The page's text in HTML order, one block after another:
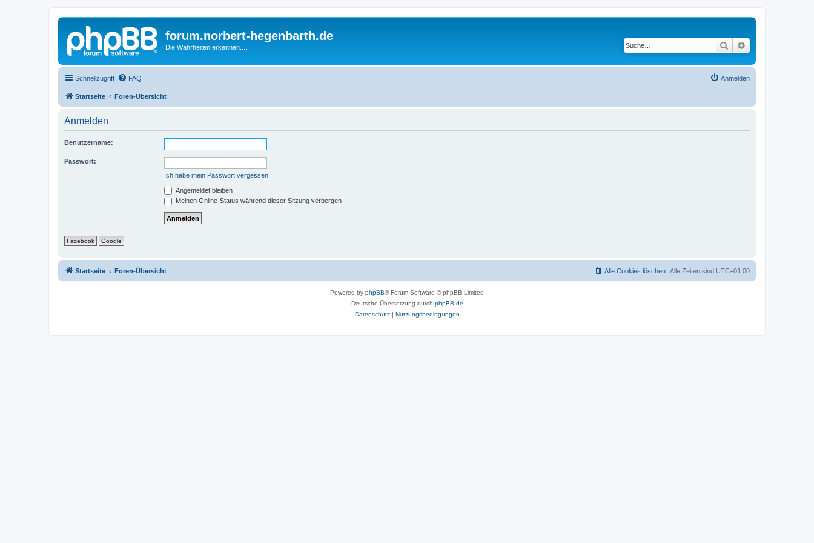
forum.norbert-hegenbarth.de
Die Wahrheiten erkennen.... Suche
Schnellzugriff FAQ Anmelden
Startseite Foren-Übersicht
Anmelden
Benutzername:
Passwort:
Ich habe mein Passwort vergessen
Angemeldet bleiben
Meinen Online-Status während dieser Sitzung verbergen
Facebook Google
Startseite Foren-Übersicht Alle Zeiten sind UTC+01:00
Alle Cookies löschen
Powered by phpBB® Forum Software © phpBB Limited
Deutsche Übersetzung durch phpBB.de
Datenschutz| Nutzungsbedingungen